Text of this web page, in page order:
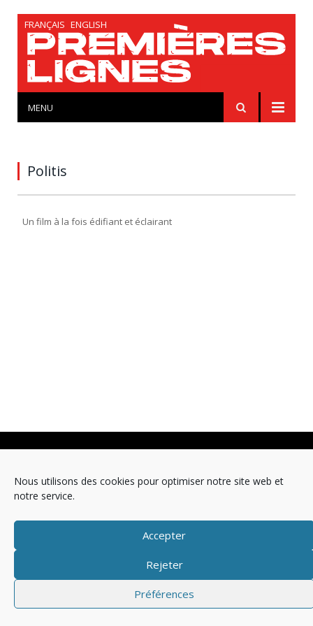
Nous utilisons des cookies pour optimiser notre site web et
notre service.
Accepter
Rejeter
Préférences
FRANÇAIS ENGLISH
MENU
Politis
Un film à la fois édifiant et éclairant
Mentions légales Politique de cookies (EU)